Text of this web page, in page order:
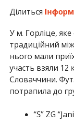
Ділиться
У м. Горліце,
традиційний
нього мали
участь взяли 12
Словаччини.
потрапила до
“S” ZG